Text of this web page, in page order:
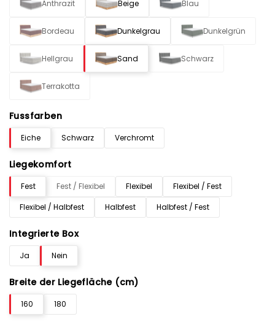
Anthrazit Beige Blau
Bordeau Dunkelgrau Dunkelgrün
Hellgrau Sand Schwarz
Terrakotta
Fussfarben
Eiche Schwarz Verchromt
Liegekomfort
Fest Fest / Flexibel Flexibel
Flexibel / Fest
Flexibel / Halbfest
Halbfest Halbfest / Fest
Integrierte Box
Ja Nein
Breite der Liegefläche (cm)
160 180